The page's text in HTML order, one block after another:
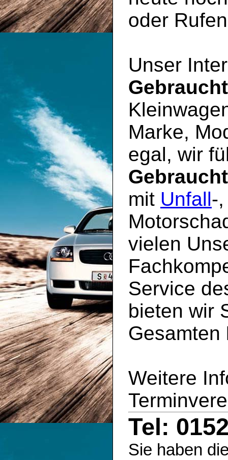
oder
Unser
Marke,
egal, wir
mit Unfall-
vielen
Service
bieten wir
Gesamten
Weitere
Tel:
Sie haben